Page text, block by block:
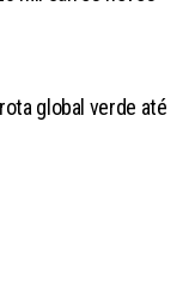
global verde até